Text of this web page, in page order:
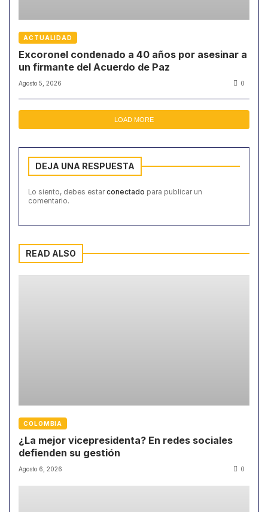
ACTUALIDAD
Excoronel condenado a 40 años por asesinar a
un firmante del Acuerdo de Paz
Agosto 5, 2026 0
LOAD MORE
DEJA UNA RESPUESTA
Lo siento, debes estar conectado para publicar un
comentario.
READ ALSO
COLOMBIA
¿La mejor vicepresidenta? En redes sociales
defienden su gestión
Agosto 6, 2026 0